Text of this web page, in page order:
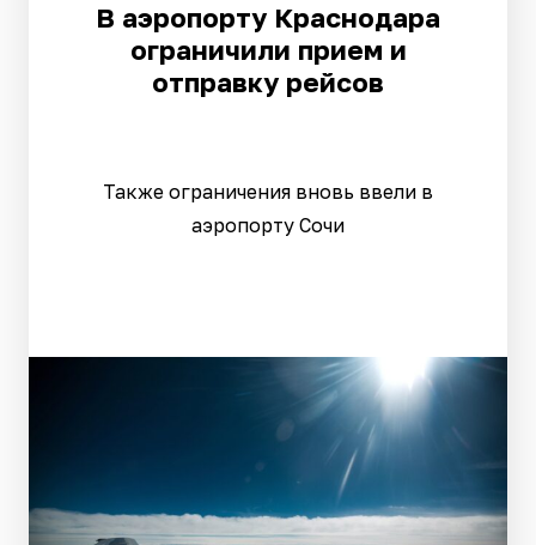
В аэропорту Краснодара
ограничили прием и
отправку рейсов
Также ограничения вновь ввели в
аэропорту Сочи